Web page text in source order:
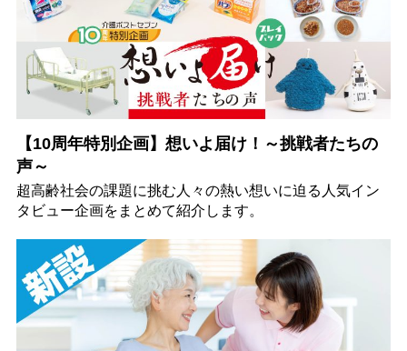
【10周年特別企画】想いよ届け！～挑戦者たちの
声～
超高齢社会の課題に挑む人々の熱い想いに迫る人気イン
タビュー企画をまとめて紹介します。